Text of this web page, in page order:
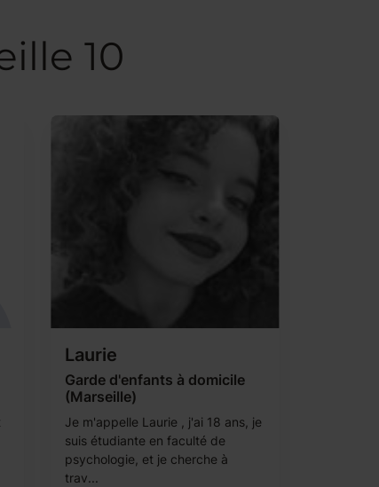
10
Laurie
Garde d'enfants à domicile
(Marseille)
Je m'appelle Laurie , j'ai 18 ans, je
suis étudiante en faculté de
psychologie, et je cherche à
trav...